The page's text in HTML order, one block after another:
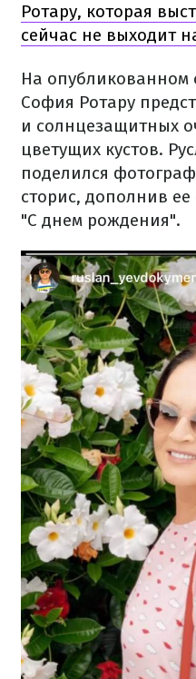
Ротару, которая
сейчас не выходит
На
София Ротару
и солнцезащитных
цветущих кустов.
поделился
сторис, дополнив
"С днем рождения".